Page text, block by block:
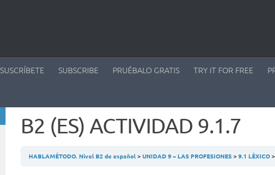
SUSCRÍBETE SUBSCRIBE PRUÉBALO GRATIS TRY IT FOR FREE
B2 (ES) ACTIVIDAD 9.1.7
HABLAMÉTODO. Nivel B2 de español UNIDAD 9 – LAS PROFESIONES 9.1 LÉXICO